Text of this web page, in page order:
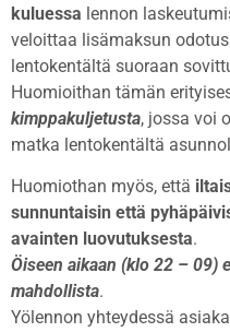
kuluessa lennon
veloittaa lisämaksun
lentokentältä suoraan
Huomioithan tämän
kimppakuljetusta, jossa voi
matka lentokentältä
Huomiothan myös, että
sunnuntaisin että
avainten luovutuksesta.
Öiseen aikaan (klo 22 – 09)
mahdollista.
Yölennon yhteydessä